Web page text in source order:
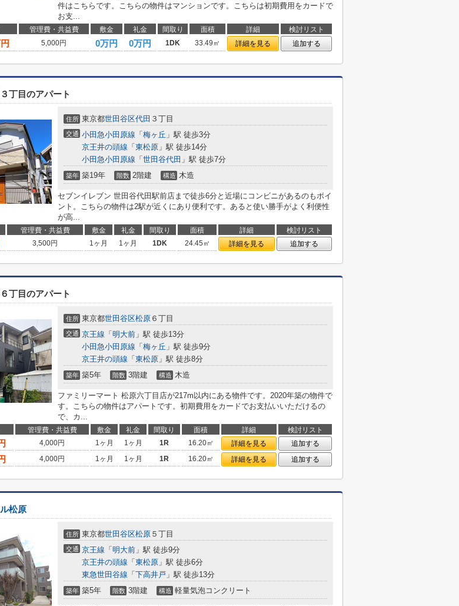
件はこちらです。こちらの物件はマンションです。こちらは初期費用をカードで
お支...
管理費・共益費 敷金 礼金 間取り 面積 詳細
検討リスト
5,000円 0万円 0万円 1DK 33.49㎡ 詳細を見る 追加する
丁目のアパート
住所 東京都世田谷区代田 ３丁目
交通 小田急小田原線 「 梅ヶ丘 」駅 徒歩3分
京王井の頭線 「 東松原 」駅 徒歩14分
小田急小田原線 「 世田谷代田 」駅 徒歩7分
築年 築19年 階数 2階建 構造 木造
セブンイレブン 世田谷代田駅前店まで徒歩6分と近場にコンビニがあるのもポイ
ント。こちらの物件は2駅が近くにあり便利です。あると使い勝手がよく利便性
が高...
管理費・共益費 敷金 礼金 間取り 面積 詳細
検討リスト
3,500円 1ヶ月 1ヶ月 1DK 24.45㎡ 詳細を見る 追加する
丁目のアパート
住所 東京都世田谷区松原 ６丁目
交通 京王線 「 明大前 」駅 徒歩13分
小田急小田原線 「 梅ヶ丘 」駅 徒歩9分
京王井の頭線 「 東松原 」駅 徒歩8分
築年 築5年 階数 3階建 構造 木造
ファミリーマート 松原六丁目店が217m以内にある物件です。2020年築の物件で
す。こちらの物件はアパートです。初期費用をカードでお支払いいただけるの
で、カ...
管理費・共益費 敷金 礼金 間取り 面積 詳細
検討リスト
4,000円 1ヶ月 1ヶ月 1R 16.20㎡ 詳細を見る
追加する
4,000円 1ヶ月 1ヶ月 1R 16.20㎡ 詳細を見る 追加する
松原
住所 東京都世田谷区松原 ５丁目
交通 京王線 「 明大前 」駅 徒歩9分
京王井の頭線 「 東松原 」駅 徒歩6分
東急世田谷線 「 下高井戸 」駅 徒歩13分
築年 築5年 階数 3階建 構造 軽量気泡コンクリート